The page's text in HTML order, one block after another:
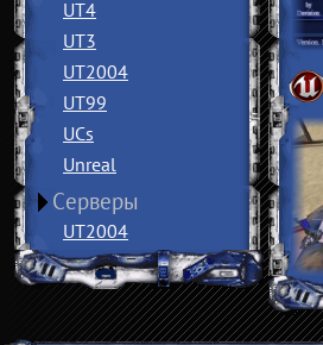
UT4
UT3
UT2004
UT99
UCs
Unreal
Серверы
UT2004